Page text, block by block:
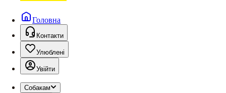
Головна
Контакти
Улюблені
Увійти
Собакам